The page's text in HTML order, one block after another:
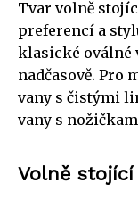
Tvar volně
preferencí a
klasické oválné
nadčasově. Pro
vany s čistými
vany s
Volně stojící